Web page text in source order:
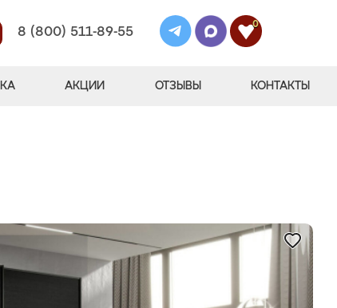
8 (800) 511-89-55
0
АКЦИИ ОТЗЫВЫ КОНТАКТЫ